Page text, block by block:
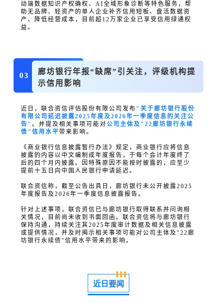
动端数据知识产权确权、AI全域形象诊断等特色服务，帮
助无品牌、轻资产的单人企业补齐信用短板、盘活数据资
产、降低经营成本，目前超12万家企业已享受信用绿通权
益。
03
廊坊银行年报“缺席”引关注，评级机构提
示信用影响
近日，联合资信评估股份有限公司发布 "关于廊坊银行股份
有限公司延迟披露2025年度及2026年一季度信息的关注公
告"。并提及相关事项可能对公司主体及"22廊坊银行永续
债 "信用水平 带来影响。
《商业银行信息披露暂行办法》规定，商业银行应将信息
披露的内容以中文编制成年度报告，于每个会计年度终了
后的四个月内披露。因特殊原因不能按时披露的，应至少
提前十五日向中国人民银行申请延迟。
联合资信称，截至公告出具日，廊坊银行未公开披露2025
年度报告及2026年一季度信息披露报告。
针对上述事项，联合资信已与廊坊银行取得联系并问询相
关情况，目前尚未收到书面回函。联合资信将与廊坊银行
保持沟通，持续关注其2025年度审计数据及相关信息披露
或提供情况，并及时揭示相关事项可能对公司主体及"22廊
坊银行永续债"信用水平带来的影响。
近日要闻